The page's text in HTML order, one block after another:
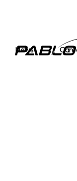
News